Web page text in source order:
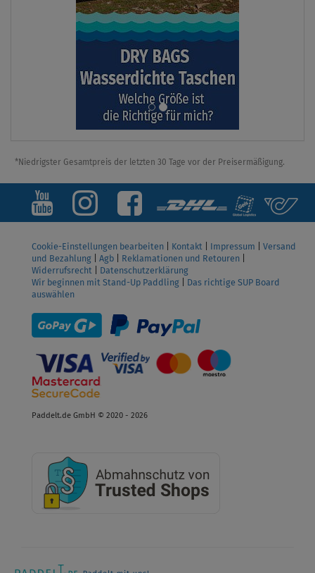
*Niedrigster Gesamtpreis der letzten 30 Tage vor der Preisermäßigung.
Cookie-Einstellungen bearbeiten Kontakt Impressum
Versand
und Bezahlung
Agb Reklamationen und Retouren
Widerrufsrecht
Datenschutzerklärung
Wir beginnen mit Stand-Up Paddling
Das richtige SUP Board
auswählen
Paddelt.de GmbH © 2020 - 2026